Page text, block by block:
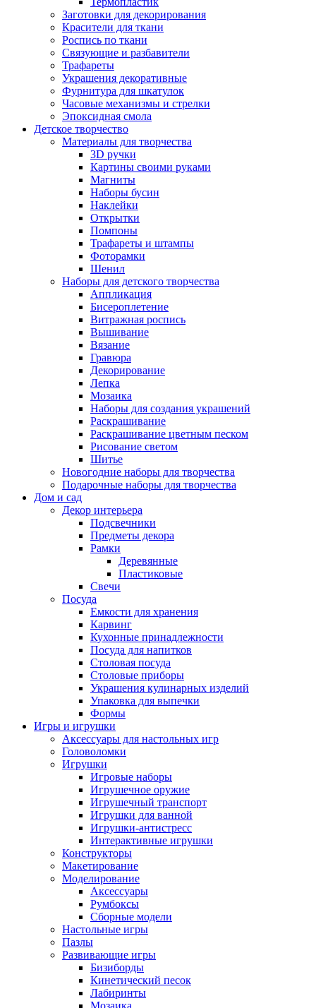
Заготовки для декорирования
Красители для ткани
Роспись по ткани
Связующие и разбавители
Трафареты
Украшения декоративные
Фурнитура для шкатулок
Часовые механизмы и стрелки
Эпоксидная смола
Детское творчество
Материалы для творчества
3D ручки
Картины своими руками
Магниты
Наборы бусин
Наклейки
Открытки
Помпоны
Трафареты и штампы
Фоторамки
Шенил
Наборы для детского творчества
Аппликация
Бисероплетение
Витражная роспись
Вышивание
Вязание
Гравюра
Декорирование
Лепка
Мозаика
Наборы для создания украшений
Раскрашивание
Раскрашивание цветным песком
Рисование светом
Шитье
Новогодние наборы для творчества
Подарочные наборы для творчества
Дом и сад
Декор интерьера
Подсвечники
Предметы декора
Рамки
Деревянные
Пластиковые
Свечи
Посуда
Емкости для хранения
Карвинг
Кухонные принадлежности
Посуда для напитков
Столовая посуда
Столовые приборы
Украшения кулинарных изделий
Упаковка для выпечки
Формы
Игры и игрушки
Аксессуары для настольных игр
Головоломки
Игрушки
Игровые наборы
Игрушечное оружие
Игрушечный транспорт
Игрушки для ванной
Игрушки-антистресс
Интерактивные игрушки
Конструкторы
Макетирование
Моделирование
Аксессуары
Румбоксы
Сборные модели
Настольные игры
Пазлы
Развивающие игры
Бизиборды
Кинетический песок
Лабиринты
Мозаика